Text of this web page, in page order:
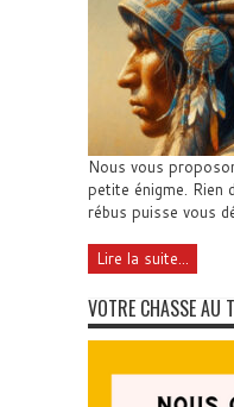
Nous vous
petite énigme. Rien
rébus puisse vous
Lire la suite...
VOTRE CHASSE AU